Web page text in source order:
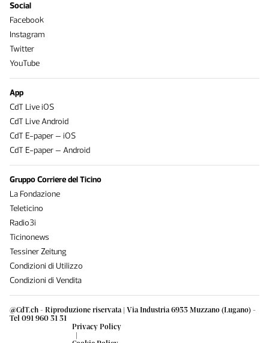
@CdT.ch - Riproduzione riservata | Via Industria 6933 Muzzano (Lugano) -
Tel 091 960 31 31
Privacy Policy
|
Social
Facebook
Instagram
Twitter
YouTube
App
CdT Live iOS
CdT Live Android
CdT E-paper – iOS
CdT E-paper – Android
Gruppo Corriere del Ticino
La Fondazione
Teleticino
Radio3i
Ticinonews
Tessiner Zeitung
Condizioni di Utilizzo
Condizioni di Vendita